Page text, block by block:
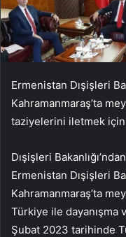
Ermenistan Dışişleri
Kahramanmaraş’ta
taziyelerini iletmek için
Dışişleri
Ermenistan Dışişleri
Kahramanmaraş’ta
Türkiye ile dayanışma
Şubat 2023 tarihinde